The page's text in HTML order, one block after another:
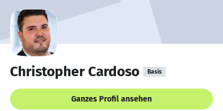
Christopher Cardoso Basis
Ganzes Profil ansehen